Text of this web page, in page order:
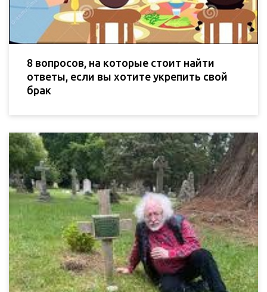
8 вопросов, на которые стоит найти
ответы, если вы хотите укрепить свой
брак